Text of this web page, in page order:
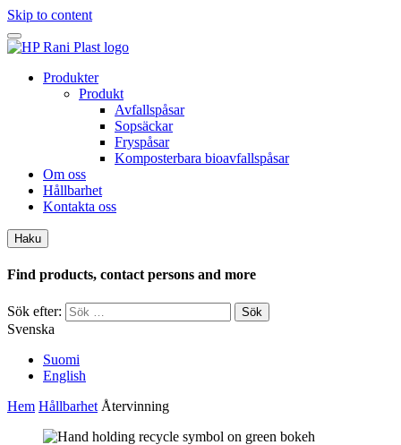
Skip to content
Produkter
Produkt
Avfallspåsar
Sopsäckar
Fryspåsar
Komposterbara bioavfallspåsar
Om oss
Hållbarhet
Kontakta oss
Haku
Find products, contact persons and more
Sök efter:
Svenska
Suomi
English
Hem Hållbarhet Återvinning